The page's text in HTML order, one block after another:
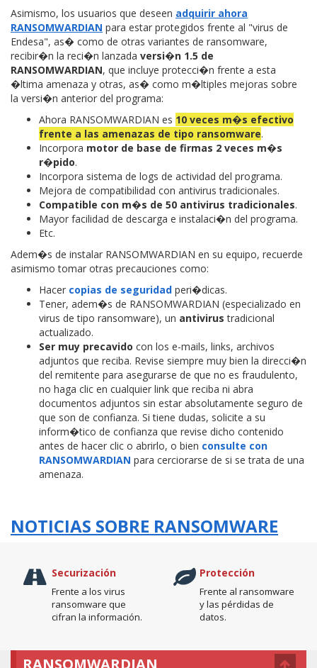
Asimismo, los usuarios que deseen adquirir ahora
RANSOMWARDIAN para estar protegidos frente al "virus de
Endesa", as� como de otras variantes de ransomware,
recibir�n la reci�n lanzada versi�n 1.5 de
RANSOMWARDIAN, que incluye protecci�n frente a esta
�ltima amenaza y otras, as� como m�ltiples mejoras sobre
la versi�n anterior del programa:
Ahora RANSOMWARDIAN es 10 veces m�s efectivo
frente a las amenazas de tipo ransomware.
Incorpora motor de base de firmas 2 veces m�s
r�pido.
Incorpora sistema de logs de actividad del programa.
Mejora de compatibilidad con antivirus tradicionales.
Compatible con m�s de 50 antivirus tradicionales.
Mayor facilidad de descarga e instalaci�n del programa.
Etc.
Adem�s de instalar RANSOMWARDIAN en su equipo, recuerde
asimismo tomar otras precauciones como:
Hacer copias de seguridad peri�dicas.
Tener, adem�s de RANSOMWARDIAN (especializado en
virus de tipo ransomware), un antivirus tradicional
actualizado.
Ser muy precavido con los e-mails, links, archivos
adjuntos que reciba. Revise siempre muy bien la direcci�n
del remitente para asegurarse de que no es fraudulento,
no haga clic en cualquier link que reciba ni abra
documentos adjuntos sin estar absolutamente seguro de
que son de confianza. Si tiene dudas, solicite a su
inform�tico de confianza que revise dicho contenido
antes de hacer clic o abrirlo, o bien consulte con
RANSOMWARDIAN para cerciorarse de si se trata de una
amenaza.
NOTICIAS SOBRE RANSOMWARE
Securización
Frente a los virus
ransomware que
cifran la información.
Protección
Frente al ransomware
y las pérdidas de
datos.